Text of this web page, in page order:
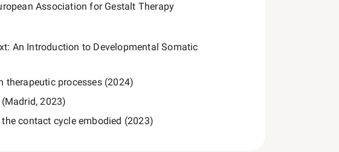
Association for Gestalt Therapy
An Introduction to Developmental Somatic
therapeutic processes (2024)
(Madrid, 2023)
the contact cycle embodied (2023)